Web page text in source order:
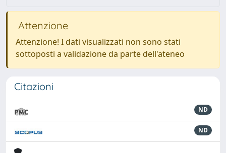
Attenzione
Attenzione! I dati visualizzati non sono stati
sottoposti a validazione da parte dell'ateneo
Citazioni
ND
ND